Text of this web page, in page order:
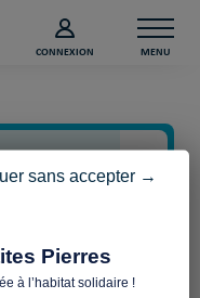
CONNEXION MENU
Pierres
à l’habitat solidaire !
sans accepter →